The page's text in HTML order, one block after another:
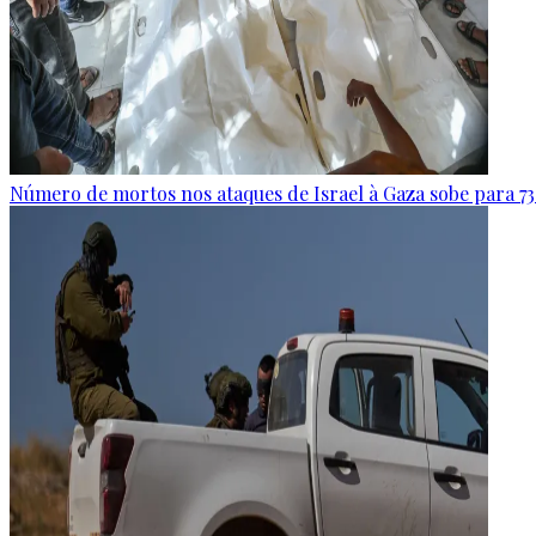
Número de mortos nos ataques de Israel à Gaza sobe para